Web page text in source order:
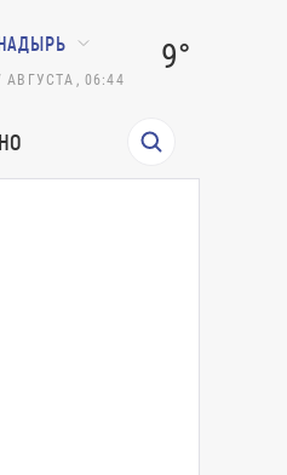
АВГУСТА 06:44
9°